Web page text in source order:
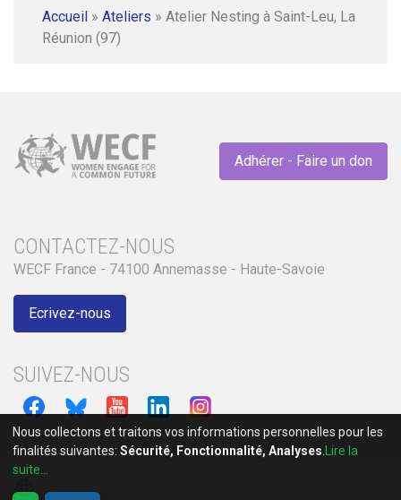
Accueil » Ateliers » Atelier Nesting à Saint-Leu, La
Réunion (97)
Adhérer - Faire un don
CONTACTEZ-NOUS
WECF France - 74100 Annemasse - Haute-Savoie
Ecrivez-nous
SUIVEZ-NOUS
language
Nous collectons et traitons vos informations personnelles pour les
finalités suivantes: Sécurité, Fonctionnalité, Analyses
Lire la
suite...